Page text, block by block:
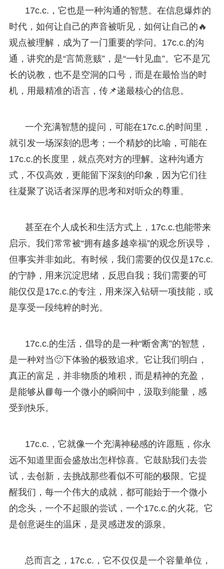
17c.c.，它也是一种沟通的智慧。在信息爆炸的
时代，如何让自己的声音被听见，如何让自己的🔥
观点被理解，成为了一门重要的学问。17c.c.的沟
通，讲究的是“言简意赅”，是“一针见血”。它不是冗
长的说教，也不是空洞的口号，而是在最恰当的时
机，用最精准的语言，传📌递最核心的信息。
一个充满智慧的提问，可能在17c.c.的时间里，
就引发一场深刻的思考；一个精妙的比喻，可能在
17c.c.的长度里，就点亮对方的理解。这种沟通方
式，不仅高效，更能留下深刻的印象，因为它们往
往凝聚了说话者深厚的思考和对听众的尊重。
甚至在个人成长和生活方式上，17c.c.也能带来
启示。我们常常被“拥有越多越幸福”的观念所误导，
但事实并非如此。有时候，我们需要的仅仅是17c.c.
的宁静，用来沉淀思绪，反思自我；我们需要的可
能仅仅是17c.c.的专注，用来深入钻研一项技能，或
是享受一段纯粹的时光。
17c.c.的生活，倡导的是一种“断舍离”的智慧，
是一种对当🙂下体验的极致追求。它让我们明白，
真正的富足，并非物质的堆积，而是精神的充盈，
是能够从📘每一个微小的瞬间中，汲取到能量，感
受到快乐。
17c.c.，它就像一个充满神秘感的许愿瓶，你永
远不知道里面会盛放出怎样惊喜。它鼓励我们去尝
试，去创新，去挑战那些看似不可能的极限。它提
醒我们，每一个伟大的成就，都可能始于一个微小
的念头，一个不起眼的尝试，一个17c.c.的火花。它
是创意诞生的温床，是灵感迸发的源泉。
总而言之，17c.c.，它不仅仅是一个容量单位，